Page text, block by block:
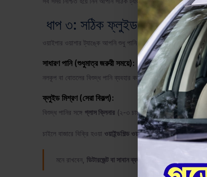
ধাপ ৩: সঠিক ফ্লুইড বা মিশ্রণ
ওয়াইপার ওয়াশার ট্যাঙ্কে আপনি শুধু পানি দিলেই চলবে না, বরং সঠিক
সাধারণ পানি (শুধুমাত্র জরুরী সময়ে):
নলকূপ বা বোতলের বিশুদ্ধ পানি ব্যবহার করা যেতে পারে, তবে এতে কাঁচে
ফ্লুইড মিশ্রণ (সেরা বিকল্প):
বিশুদ্ধ পানির সঙ্গে গ্লাস ক্লিনার (২-৩ চামচ) মিশিয়ে নিন।
চাইলে বাজারে বিক্রি হওয়া ওয়াইন্ডশিল্ড ওয়াশার ফ্লুইডব্যবহার করুন।
মনে রাখবেন, ডিটারজেন্ট বা সাবান ব্যবহার করবেন না , এতে পাইপ